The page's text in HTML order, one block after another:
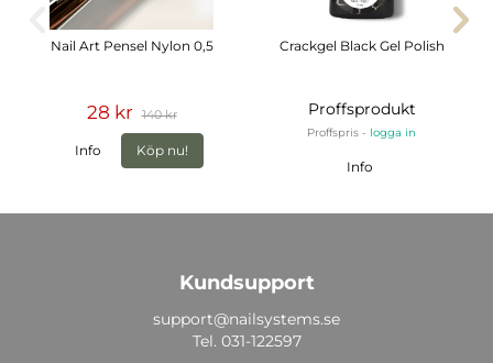
Nail Art Pensel Nylon 0,5
28 kr 140 kr
Info Köp nu!
Crackgel Black Gel Polish
Proffsprodukt
Proffspris - logga in
Info
Kundsupport
support@nailsystems.se
Tel. 031-122597